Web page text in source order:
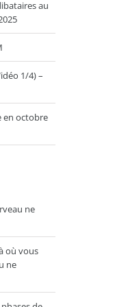
au
1/4) –
en octobre
ne
où vous
ne